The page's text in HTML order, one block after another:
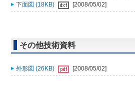
下面図 (18KB)
[2008/05/02]
その他技術資料
外形図 (26KB) [2008/05/02]